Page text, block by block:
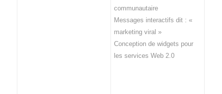
communautaire
Messages interactifs dit : «
marketing viral »
Conception de widgets pour
les services Web 2.0